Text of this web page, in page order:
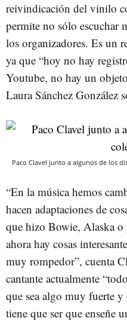
reivindicación del vinilo
permite no sólo escuchar
los organizadores. Es un
ya que “hoy no hay
Youtube, no hay un
Laura Sánchez González
Paco Clavel junto a algunos de los
“En la música hemos
hacen adaptaciones de
que hizo Bowie, Alaska o
ahora hay cosas
muy rompedor”, cuenta
cantante actualmente
que sea algo muy fuerte
tiene que ser que enseñe